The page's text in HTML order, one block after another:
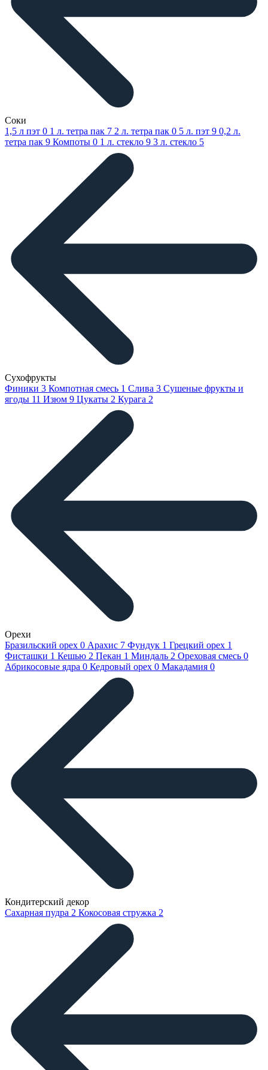
Соки
1,5 л пэт 0 1 л. тетра пак 7 2 л. тетра пак 0 5 л. пэт 9 0,2 л.
тетра пак 9 Компоты 0 1 л. стекло 9 3 л. стекло 5
Сухофрукты
Финики 3 Компотная смесь 1 Слива 3 Сушеные фрукты и
ягоды 11 Изюм 9 Цукаты 2 Курага 2
Орехи
Бразильский орех 0 Арахис 7 Фундук 1 Грецкий орех 1
Фисташки 1 Кешью 2 Пекан 1 Миндаль 2 Ореховая смесь 0
Абрикосовые ядра 0 Кедровый орех 0 Макадамия 0
Кондитерский декор
Сахарная пудра 2 Кокосовая стружка 2